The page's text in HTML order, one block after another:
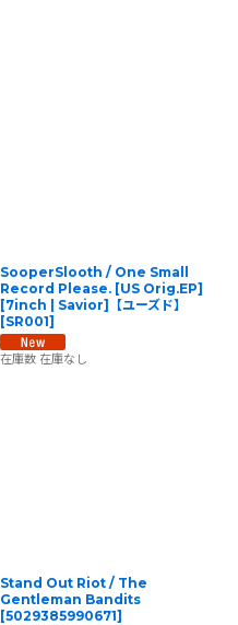
SooperSlooth / One Small
Record Please. [US Orig.EP]
[7inch | Savior]【ユーズド】
[SR001]
在庫数 在庫なし
Stand Out Riot / The
Gentleman Bandits
[5029385990671]